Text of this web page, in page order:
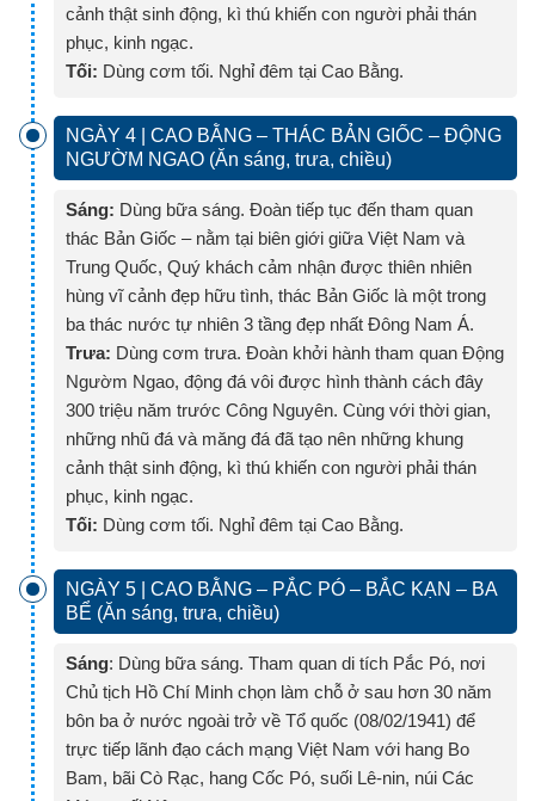
cảnh thật sinh động, kì thú khiến con người phải thán
phục, kinh ngạc.
Tối: Dùng cơm tối. Nghỉ đêm tại Cao Bằng.
NGÀY 4 | CAO BẰNG – THÁC BẢN GIỐC – ĐỘNG
NGƯỜM NGAO (Ăn sáng, trưa, chiều)
Sáng: Dùng bữa sáng. Đoàn tiếp tục đến tham quan
thác Bản Giốc – nằm tại biên giới giữa Việt Nam và
Trung Quốc, Quý khách cảm nhận được thiên nhiên
hùng vĩ cảnh đẹp hữu tình, thác Bản Giốc là một trong
ba thác nước tự nhiên 3 tầng đẹp nhất Đông Nam Á.
Trưa: Dùng cơm trưa. Đoàn khởi hành tham quan Động
Ngườm Ngao, động đá vôi được hình thành cách đây
300 triệu năm trước Công Nguyên. Cùng với thời gian,
những nhũ đá và măng đá đã tạo nên những khung
cảnh thật sinh động, kì thú khiến con người phải thán
phục, kinh ngạc.
Tối: Dùng cơm tối. Nghỉ đêm tại Cao Bằng.
NGÀY 5 | CAO BẰNG – PẮC PÓ – BẮC KẠN – BA
BỂ (Ăn sáng, trưa, chiều)
Sáng: Dùng bữa sáng. Tham quan di tích Pắc Pó, nơi
Chủ tịch Hồ Chí Minh chọn làm chỗ ở sau hơn 30 năm
bôn ba ở nước ngoài trở về Tổ quốc (08/02/1941) để
trực tiếp lãnh đạo cách mạng Việt Nam với hang Bo
Bam, bãi Cò Rạc, hang Cốc Pó, suối Lê-nin, núi Các